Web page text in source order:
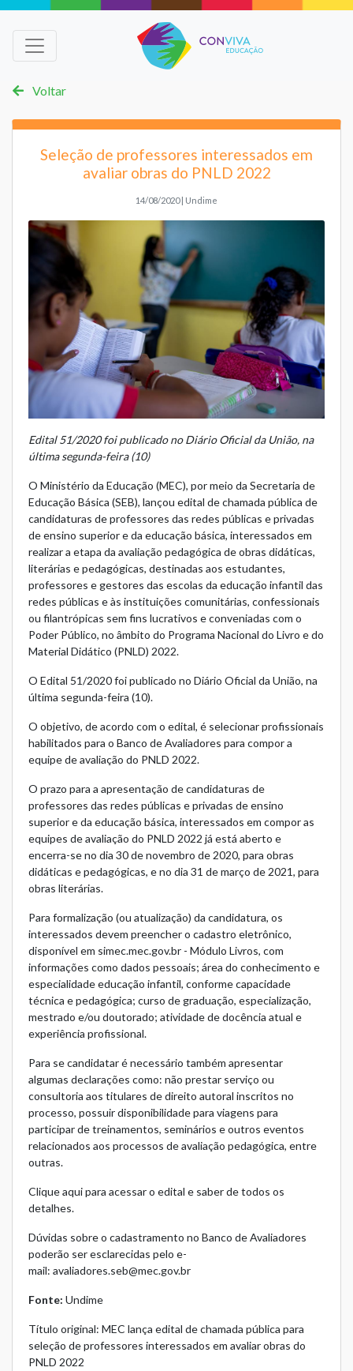
Voltar
Seleção de professores interessados em
avaliar obras do PNLD 2022
14/08/2020 | Undime
Edital 51/2020 foi publicado no Diário Oficial da União, na
última segunda-feira (10)
O Ministério da Educação (MEC), por meio da Secretaria de
Educação Básica (SEB), lançou edital de chamada pública de
candidaturas de professores das redes públicas e privadas
de ensino superior e da educação básica, interessados em
realizar a etapa da avaliação pedagógica de obras didáticas,
literárias e pedagógicas, destinadas aos estudantes,
professores e gestores das escolas da educação infantil das
redes públicas e às instituições comunitárias, confessionais
ou filantrópicas sem fins lucrativos e conveniadas com o
Poder Público, no âmbito do Programa Nacional do Livro e do
Material Didático (PNLD) 2022.
O Edital 51/2020 foi publicado no Diário Oficial da União, na
última segunda-feira (10).
O objetivo, de acordo com o edital, é selecionar profissionais
habilitados para o Banco de Avaliadores para compor a
equipe de avaliação do PNLD 2022.
O prazo para a apresentação de candidaturas de
professores das redes públicas e privadas de ensino
superior e da educação básica, interessados em compor as
equipes de avaliação do PNLD 2022 já está aberto e
encerra-se no dia 30 de novembro de 2020, para obras
didáticas e pedagógicas, e no dia 31 de março de 2021, para
obras literárias.
Para formalização (ou atualização) da candidatura, os
interessados devem preencher o cadastro eletrônico,
disponível em simec.mec.gov.br - Módulo Livros, com
informações como dados pessoais; área do conhecimento e
especialidade educação infantil, conforme capacidade
técnica e pedagógica; curso de graduação, especialização,
mestrado e/ou doutorado; atividade de docência atual e
experiência profissional.
Para se candidatar é necessário também apresentar
algumas declarações como: não prestar serviço ou
consultoria aos titulares de direito autoral inscritos no
processo, possuir disponibilidade para viagens para
participar de treinamentos, seminários e outros eventos
relacionados aos processos de avaliação pedagógica, entre
outras.
Clique aquipara acessar o edital e saber de todos os
detalhes.
Dúvidas sobre o cadastramento no Banco de Avaliadores
poderão ser esclarecidas pelo e-
mail: avaliadores.seb@mec.gov.br
Fonte: Undime
Título original: MEC lança edital de chamada pública para
seleção de professores interessados em avaliar obras do
PNLD 2022